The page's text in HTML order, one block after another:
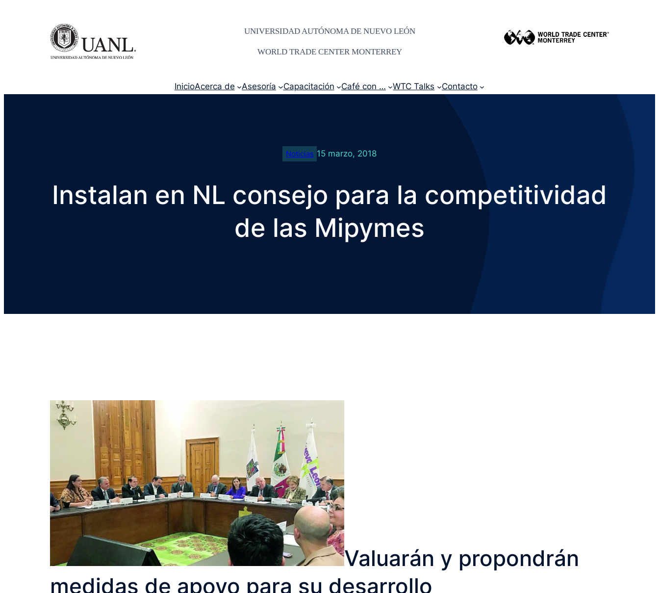
UNIVERSIDAD AUTÓNOMA DE NUEVO LEÓN
WORLD TRADE CENTER MONTERREY
InicioAcerca de Asesoría Capacitación Café con … WTC Talks Contacto
Noticias 15 marzo, 2018
Instalan en NL consejo para la competitividad
de las Mipymes
Valuarán y propondrán
medidas de apoyo para su desarrollo